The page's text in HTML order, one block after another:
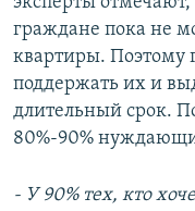
граждане пока не
квартиры. Поэтому
поддержать их и
длительный срок.
80%-90%
- У 90% тех, кто